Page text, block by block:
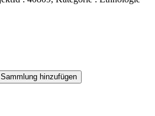
hinzufügen